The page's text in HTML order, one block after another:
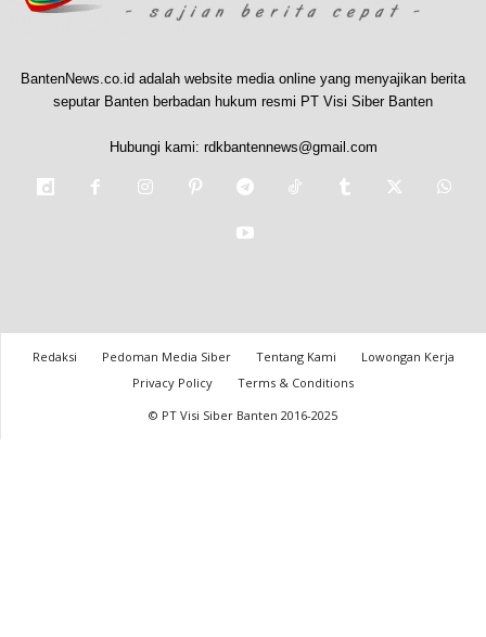
BantenNews.co.id adalah website media online yang menyajikan berita
seputar Banten berbadan hukum resmi PT Visi Siber Banten
Hubungi kami: rdkbantennews@gmail.com
Redaksi Pedoman Media Siber Tentang Kami
Lowongan Kerja
Privacy Policy
Terms & Conditions
© PT Visi Siber Banten 2016-2025